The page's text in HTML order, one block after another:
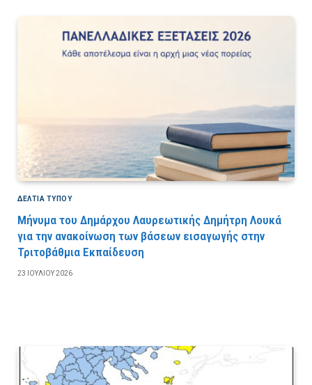
ΔΕΛΤΙΑ ΤΥΠΟΥ
Μήνυμα του Δημάρχου Λαυρεωτικής Δημήτρη Λουκά
για την ανακοίνωση των βάσεων εισαγωγής στην
Τριτοβάθμια Εκπαίδευση
23 ΙΟΥΛΊΟΥ 2026